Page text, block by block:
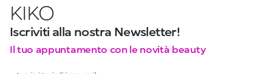
KIKO
Iscriviti alla nostra Newsletter!
Il tuo appuntamento con le novità beauty